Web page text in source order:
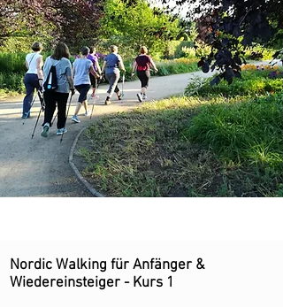
Nordic Walking für Anfänger &
Wiedereinsteiger - Kurs 1